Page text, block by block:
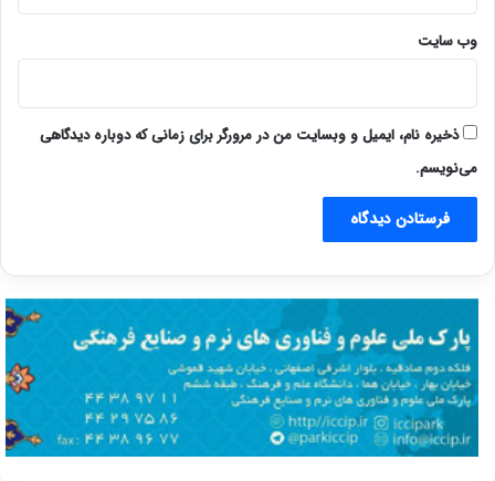
وب‌ سایت
ذخیره نام، ایمیل و وبسایت من در مرورگر برای زمانی که دوباره دیدگاهی
می‌نویسم.